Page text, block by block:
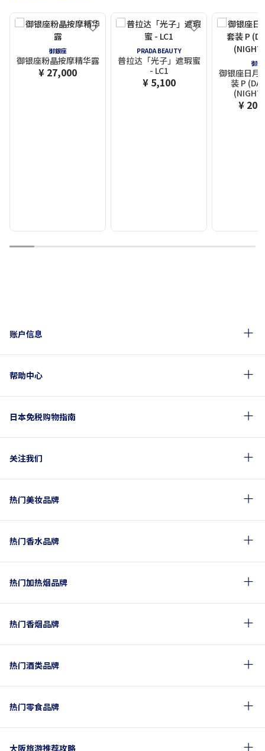
御銀座
御银座粉晶按摩精华露
¥ 27,000
PRADA BEAUTY
普拉达「光子」遮瑕蜜
- LC1
¥ 5,100
御銀
御银座日月
装 P
¥
1 2 3 4 5 6 7 8 9 10
账户信息
帮助中心
日本免税购物指南
关注我们
热门美妆品牌
热门香水品牌
热门加热烟品牌
热门香烟品牌
热门酒类品牌
热门零食品牌
大阪旅游推荐攻略